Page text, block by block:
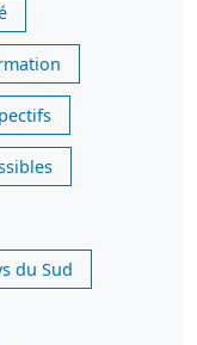
du Sud